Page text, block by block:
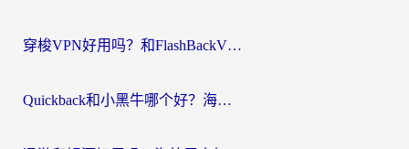
穿梭VPN好用吗？和FlashBackVPN对比哪个回国效果更好？
Quickback和小黑牛哪个好？海外党亲测指南，选对回国加速器秒回国内